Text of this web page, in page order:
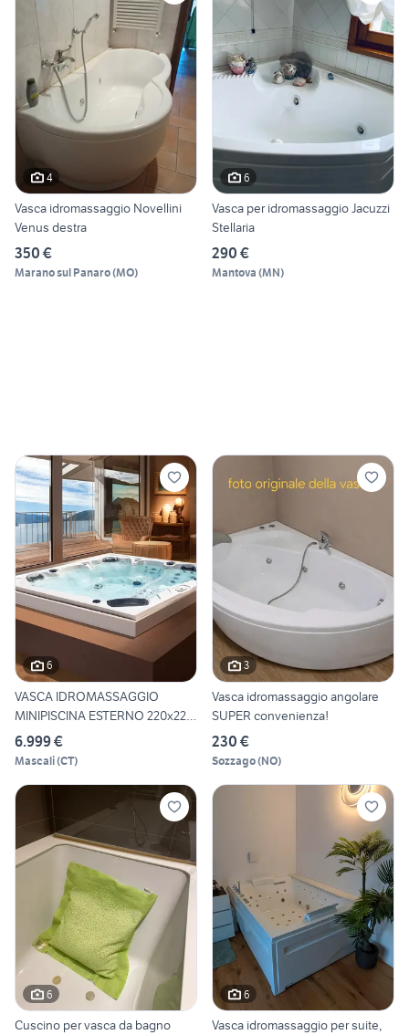
4
Vasca idromassaggio Novellini
Venus destra
350 €
Marano sul Panaro(MO)
6
Vasca per idromassaggio Jacuzzi
Stellaria
290 €
Mantova (MN)
6
VASCA IDROMASSAGGIO
MINIPISCINA ESTERNO 220x220
7P
6.999 €
Mascali(CT)
3
Vasca idromassaggio angolare
SUPER convenienza!
230 €
Sozzago(NO)
6
Cuscino per vasca da bagno
6
Vasca idromassaggio per suite,